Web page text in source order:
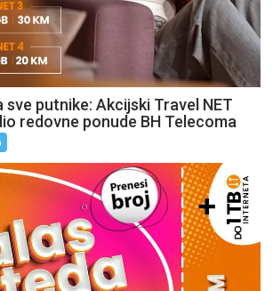
sve putnike: Akcijski Travel NET
redovne ponude BH Telecoma